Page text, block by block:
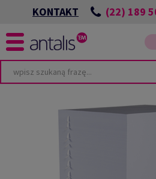
KONTAKT (22) 189